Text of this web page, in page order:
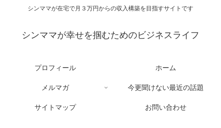
シンママが在宅で月３万円からの収入構築を目指すサイトです
シンママが幸せを掴むためのビジネスライフ
プロフィール ホーム
メルマガ 今更聞けない最近の話題
サイトマップ お問い合わせ